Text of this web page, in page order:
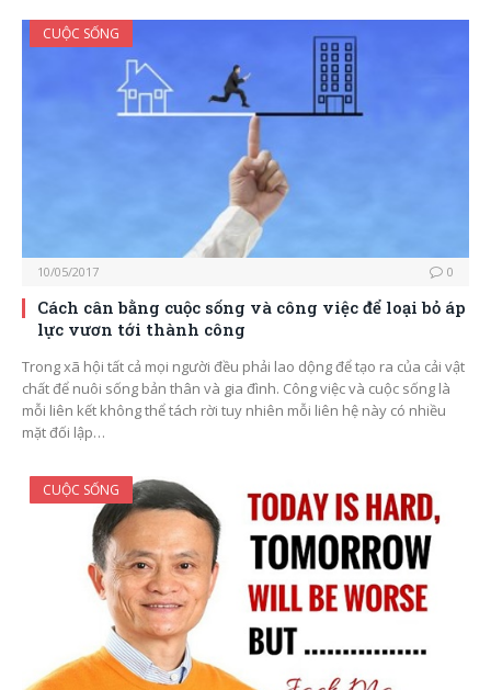
CUỘC SỐNG
10/05/2017 0
Cách cân bằng cuộc sống và công việc để loại bỏ áp
lực vươn tới thành công
Trong xã hội tất cả mọi người đều phải lao dộng để tạo ra của cải vật
chất để nuôi sống bản thân và gia đình. Công việc và cuộc sống là
mỗi liên kết không thể tách rời tuy nhiên mỗi liên hệ này có nhiều
mặt đối lập…
CUỘC SỐNG